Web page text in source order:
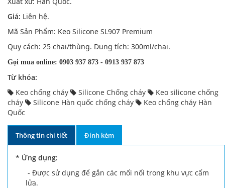
Giá: Liên hệ.
Mã Sản Phẩm: Keo Silicone SL907 Premium
Quy cách: 25 chai/thùng. Dung tích: 300ml/chai.
Gọi mua online: 0903 937 873 - 0913 937 873
Từ khóa:
Keo chống cháy
Silicone Chống cháy
Keo silicone chống
cháy
Silicone Hàn quốc chống cháy
Keo chống cháy Hàn
Quốc
Thông tin chi tiết Đính kèm
* Ứng dụng:
- Được sử dụng để gắn các mối nối trong khu vực cấm
lửa.